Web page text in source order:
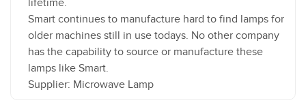
lifetime.
Smart continues to manufacture hard to find lamps for
older machines still in use todays. No other company
has the capability to source or manufacture these
lamps like Smart.
Supplier: Microwave Lamp